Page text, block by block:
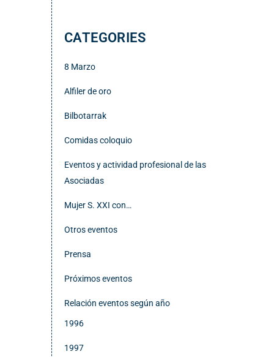
CATEGORIES
8 Marzo
Alfiler de oro
Bilbotarrak
Comidas coloquio
Eventos y actividad profesional de las
Asociadas
Mujer S. XXI con…
Otros eventos
Prensa
Próximos eventos
Relación eventos según año
1996
1997